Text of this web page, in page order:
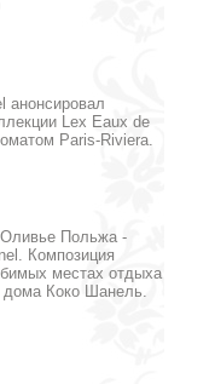
Soir
Женские
Вид:
Парфюмированная
вода
анонсировал
Lex Eaux de
Paris-Riviera.
Оливье Польжа -
Композиция
местах отдыха
дома Коко Шанель.